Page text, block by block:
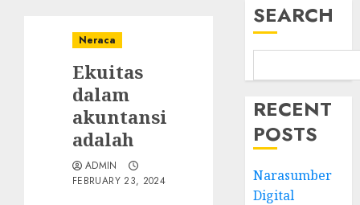
Neraca
Ekuitas
dalam
akuntansi
adalah
ADMIN
FEBRUARY 23, 2024
SEARCH
RECENT
POSTS
Narasumber
Digital